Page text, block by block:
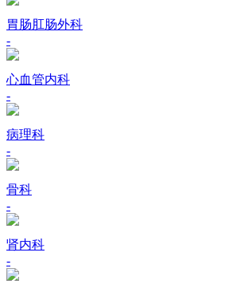
胃肠肛肠外科
-
心血管内科
-
病理科
-
骨科
-
肾内科
-